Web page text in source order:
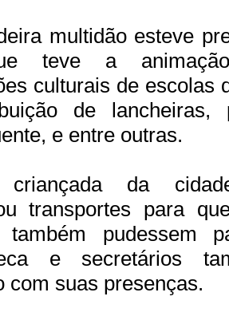
multidão esteve
teve a
culturais de escolas
de lancheiras,
e entre outras.
da
transportes para
pudessem
e secretários
com suas presenças.